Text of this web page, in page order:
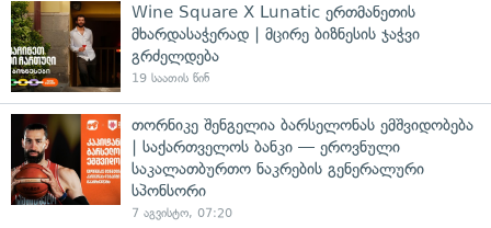
Wine Square X Lunatic ერთმანეთის
მხარდასაჭერად | მცირე ბიზნესის ჯაჭვი
გრძელდება
19 საათის წინ
თორნიკე შენგელია ბარსელონას ემშვიდობება
| საქართველოს ბანკი — ეროვნული
საკალათბურთო ნაკრების გენერალური
სპონსორი
7 აგვისტო, 07:20